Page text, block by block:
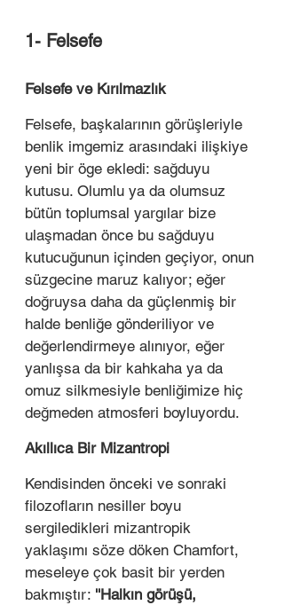
1- Felsefe
Felsefe ve Kırılmazlık
Felsefe, başkalarının görüşleriyle
benlik imgemiz arasındaki ilişkiye
yeni bir öge ekledi: sağduyu
kutusu. Olumlu ya da olumsuz
bütün toplumsal yargılar bize
ulaşmadan önce bu sağduyu
kutucuğunun içinden geçiyor, onun
süzgecine maruz kalıyor; eğer
doğruysa daha da güçlenmiş bir
halde benliğe gönderiliyor ve
değerlendirmeye alınıyor, eğer
yanlışsa da bir kahkaha ya da
omuz silkmesiyle benliğimize hiç
değmeden atmosferi boyluyordu.
Akıllıca Bir Mizantropi
Kendisinden önceki ve sonraki
filozofların nesiller boyu
sergiledikleri mizantropik
yaklaşımı söze döken Chamfort,
meseleye çok basit bir yerden
bakmıştır: ''Halkın görüşü,